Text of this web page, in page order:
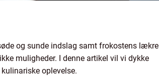
og sunde indslag samt frokostens lækre
muligheder. I denne artikel vil vi dykke
oplevelse.